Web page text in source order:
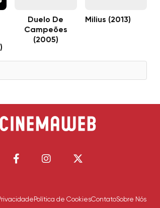
Duelo De
Campeões
(2005)
Milius (2013)
Política de CookiesContatoSobre Nós